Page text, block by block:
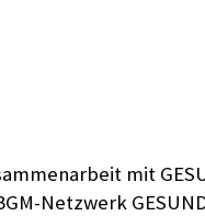
mit
Netzwerk